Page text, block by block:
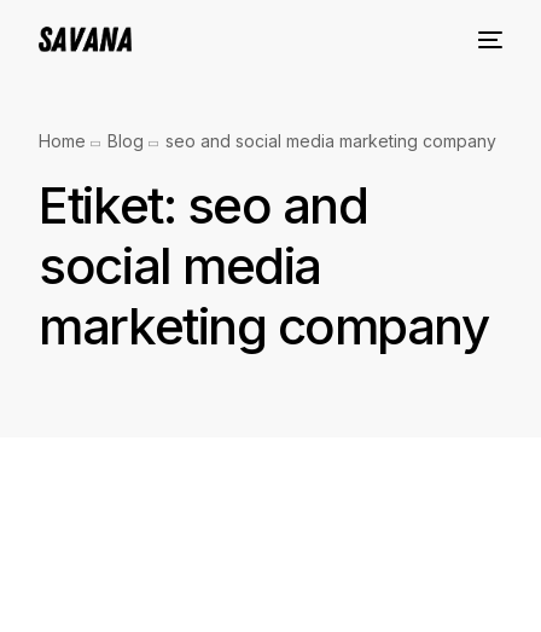
Home Blog seo and social media marketing company
Etiket: seo and
social media
marketing company